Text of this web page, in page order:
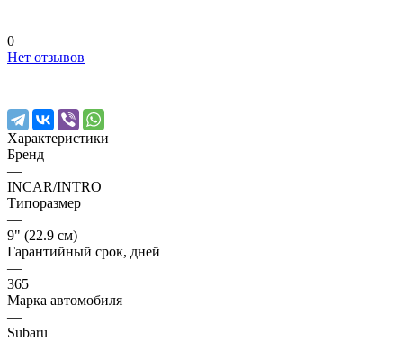
0
Нет отзывов
Характеристики
Бренд
—
INCAR/INTRO
Типоразмер
—
9" (22.9 см)
Гарантийный срок, дней
—
365
Марка автомобиля
—
Subaru